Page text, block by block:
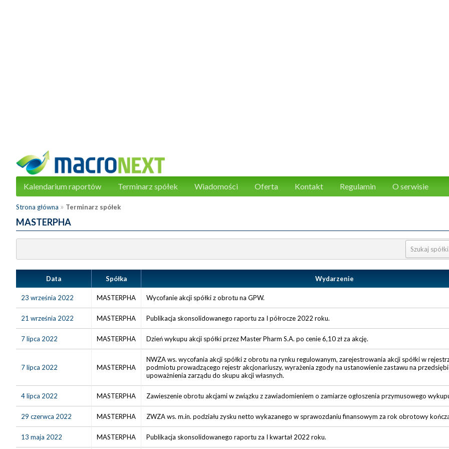
Kalendarium raportów Terminarz spółek Wiadomości Oferta Kontakt Regulamin O serwisie
Strona główna » Terminarz spółek
MASTERPHA
Data Spółka Wydarzenie
23 września 2022 MASTERPHA Wycofanie akcji spółki z obrotu na GPW.
21 września 2022 MASTERPHA Publikacja skonsolidowanego raportu za I półrocze 2022 roku.
7 lipca 2022 MASTERPHA Dzień wykupu akcji spółki przez Master Pharm S.A. po cenie 6,10 zł za akcję.
7 lipca 2022 MASTERPHA
NWZA ws. wycofania akcji spółki z obrotu na rynku regulowanym, zarejestrowania akcji spółki w
podmiotu prowadzącego rejestr akcjonariuszy, wyrażenia zgody na ustanowienie zastawu na
upoważnienia zarządu do skupu akcji własnych.
4 lipca 2022 MASTERPHA Zawieszenie obrotu akcjami w związku z zawiadomieniem o zamiarze ogłoszenia przymusowego
29 czerwca 2022 MASTERPHA ZWZA ws. m.in. podziału zysku netto wykazanego w sprawozdaniu finansowym za rok obrotowy
13 maja 2022 MASTERPHA Publikacja skonsolidowanego raportu za I kwartał 2022 roku.